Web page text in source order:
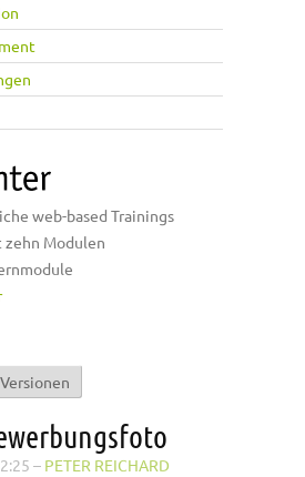
web-based Trainings
Modulen
Reiter)
Versionen
– PETER REICHARD